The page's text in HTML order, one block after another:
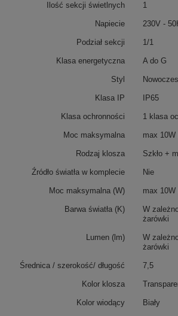
Ilość sekcji świetlnych 1
Napiecie 230V -
Podział sekcji 1/1
Klasa energetyczna A do G
Styl
Klasa IP IP65
Klasa ochronności 1 klasa
Moc maksymalna max 10W
Rodzaj klosza Szkło +
Źródło światła w komplecie Nie
Moc maksymalna (W) max 10W
Barwa światła (K)
W
żarówki
Lumen (lm)
W
żarówki
Średnica / szerokość/ długość 7,5
Kolor klosza
Kolor wiodący Biały